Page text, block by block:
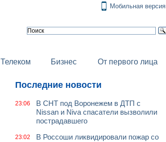
Мобильная версия
Телеком Бизнес От первого лица
Последние новости
23:06
В СНТ под Воронежем в ДТП с
Nissan и Niva спасатели вызволили
пострадавшего
23:02
В Россоши ликвидировали пожар со